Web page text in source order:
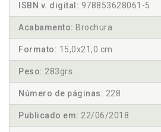
ISBN v. digital: 978853628061-5
Acabamento: Brochura
Formato: 15,0x21,0 cm
Peso: 283grs.
Número de páginas: 228
Publicado em: 22/06/2018